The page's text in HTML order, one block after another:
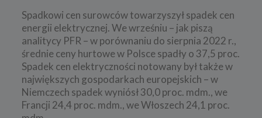
Spadkowi cen surowców towarzyszył spadek cen
energii elektrycznej. We wrześniu – jak piszą
analitycy PFR – w porównaniu do sierpnia 2022 r.,
średnie ceny hurtowe w Polsce spadły o 37,5 proc.
Spadek cen elektryczności notowany był także w
największych gospodarkach europejskich – w
Niemczech spadek wyniósł 30,0 proc. mdm., we
Francji 24,4 proc. mdm., we Włoszech 24,1 proc.